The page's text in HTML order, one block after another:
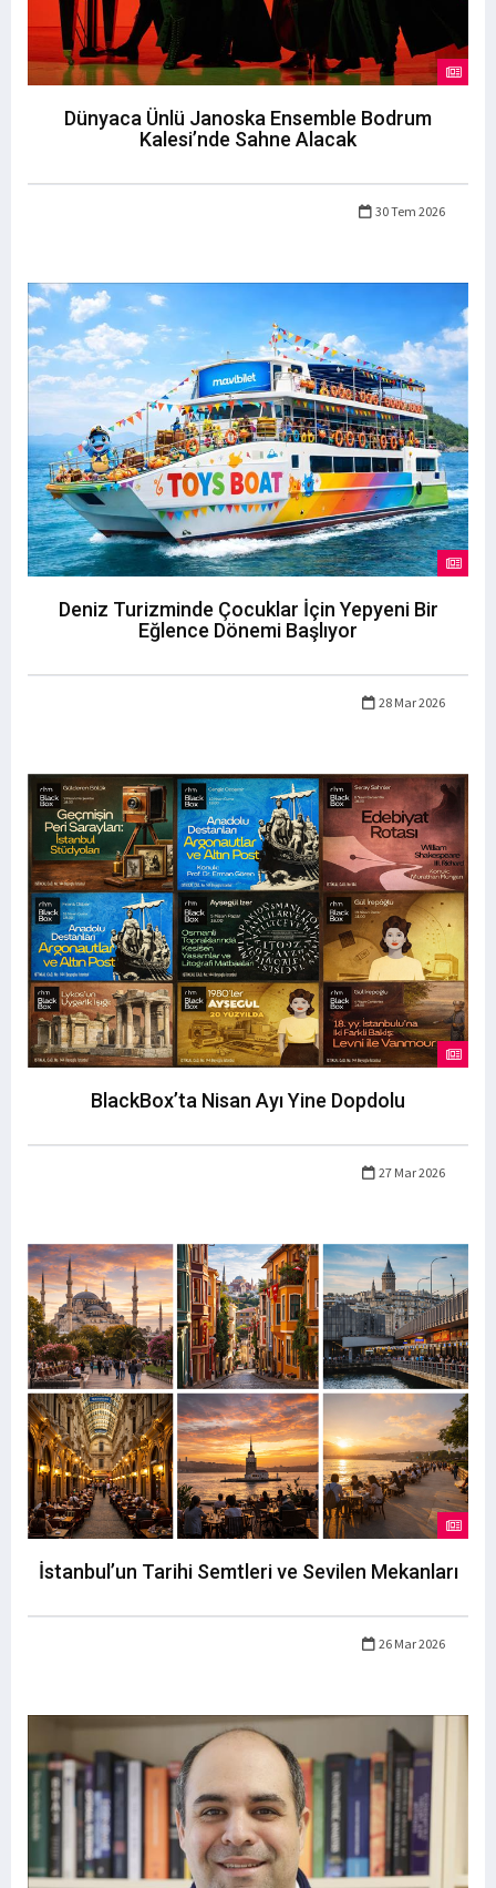
Dünyaca Ünlü Janoska Ensemble Bodrum
Kalesi’nde Sahne Alacak
30 Tem 2026
Deniz Turizminde Çocuklar İçin Yepyeni Bir
Eğlence Dönemi Başlıyor
28 Mar 2026
BlackBox’ta Nisan Ayı Yine Dopdolu
27 Mar 2026
İstanbul’un Tarihi Semtleri ve Sevilen Mekanları
26 Mar 2026